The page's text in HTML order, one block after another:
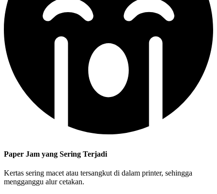
Paper Jam yang Sering Terjadi
Kertas sering macet atau tersangkut di dalam printer, sehingga
mengganggu alur cetakan.